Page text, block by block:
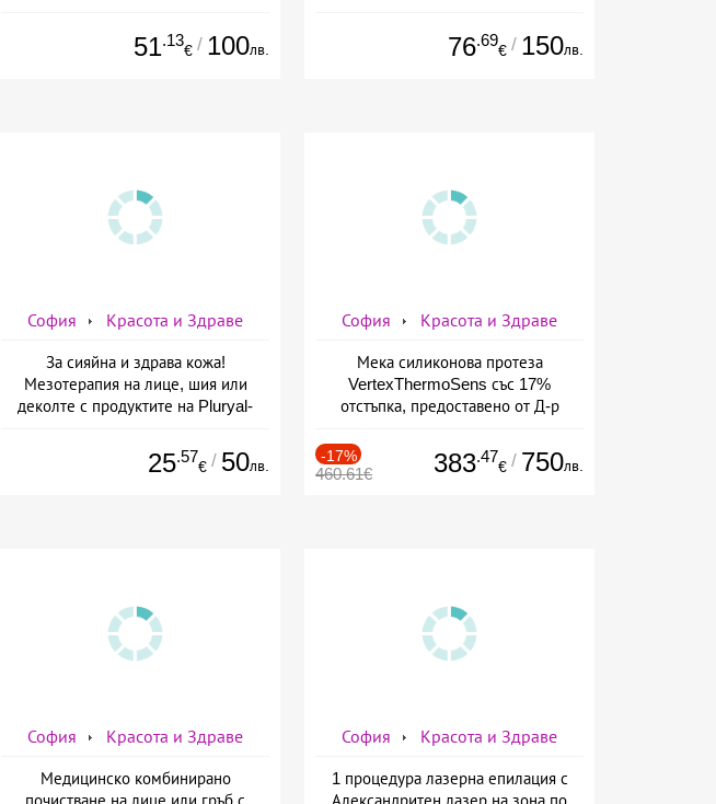
51.13
€ / 100лв. 76.69
€ / 150лв.
София Красота и Здраве
За сияйна и здрава кожа!
Мезотерапия на лице, шия или
деколте с продуктите на Pluryal-
Естетичен център Симона
25.57
€ / 50лв.
София Красота и Здраве
Мека силиконова протеза
VertexThermoSens със 17%
отстъпка, предоставено от Д-р
-17%
460.61€ 383.47
€ / 750лв.
София Красота и Здраве
Медицинско комбинирано
почистване на лице или гръб с
София Красота и Здраве
1 процедура лазерна епилация с
Александритен лазер на зона по